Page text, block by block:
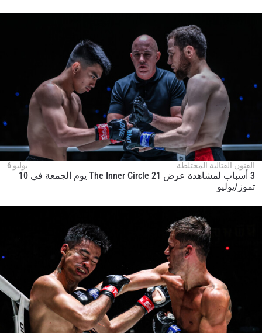
الفنون القتالية المختلطة يوليو 6
3 أسباب لمشاهدة عرض The Inner Circle 21 يوم الجمعة في 10
تموز/يوليو